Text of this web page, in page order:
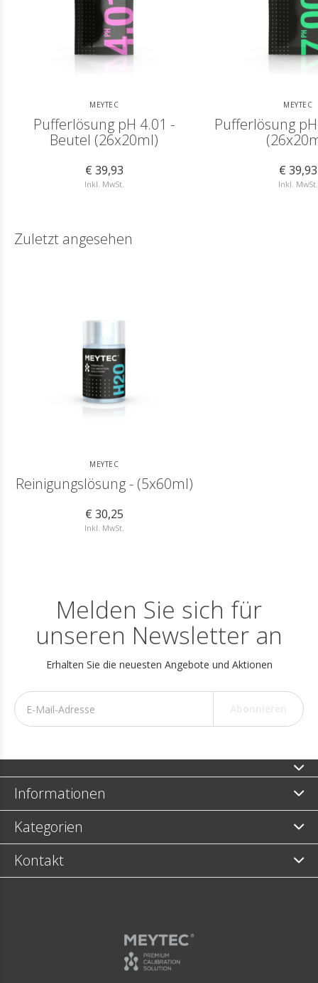
MEYTEC
Pufferlösung pH 4.01 -
Beutel (26x20ml)
€ 39,93
Inkl. MwSt.
MEYTEC
Pufferlösung
€ 39,93
Inkl. MwSt.
Zuletzt angesehen
MEYTEC
Reinigungslösung - (5x60ml)
€ 30,25
Inkl. MwSt.
Melden Sie sich für
unseren Newsletter an
Erhalten Sie die neuesten Angebote und Aktionen
Informationen
Kategorien
Kontakt